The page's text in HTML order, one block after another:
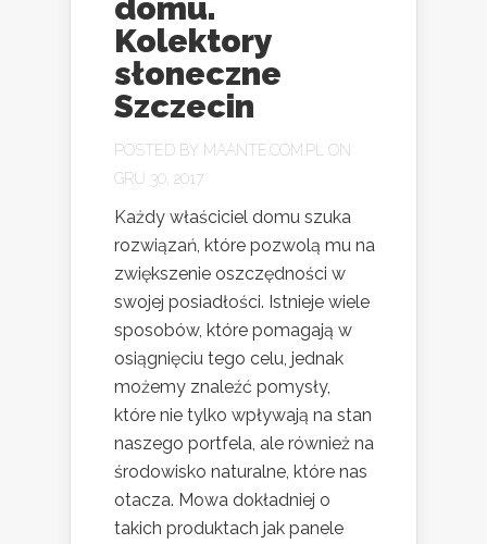
domu.
Kolektory
słoneczne
Szczecin
POSTED BY MAANTE.COM.PL
ON
GRU 30, 2017
Każdy właściciel domu szuka
rozwiązań, które pozwolą mu na
zwiększenie oszczędności w
swojej posiadłości. Istnieje wiele
sposobów, które pomagają w
osiągnięciu tego celu, jednak
możemy znaleźć pomysły,
które nie tylko wpływają na stan
naszego portfela, ale również na
środowisko naturalne, które nas
otacza. Mowa dokładniej o
takich produktach jak panele